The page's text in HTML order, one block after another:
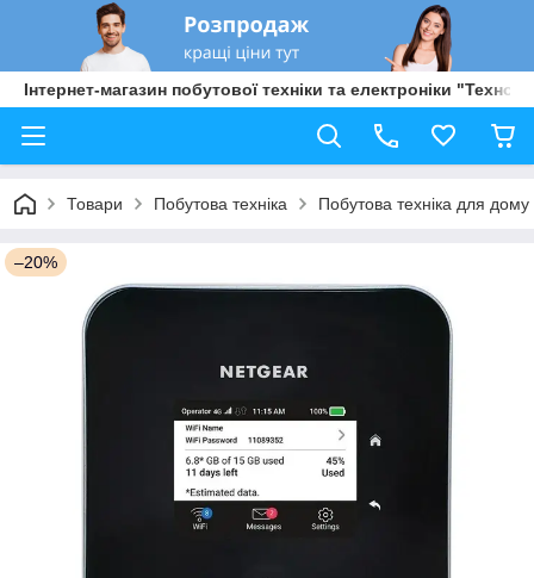
Інтернет-магазин побутової техніки та електроніки "Техно
Товари Побутова техніка Побутова техніка для дому
–20%